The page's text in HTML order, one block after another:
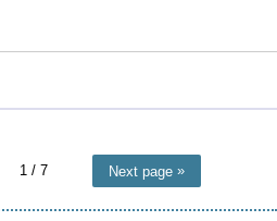
1 / 7 Next page